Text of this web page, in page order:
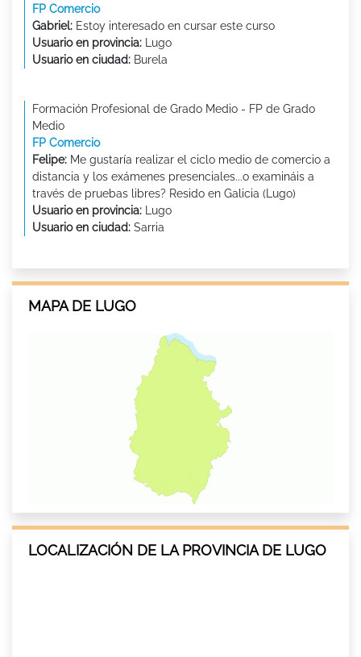
FP Comercio
Gabriel: Estoy interesado en cursar este curso
Usuario en provincia: Lugo
Usuario en ciudad: Burela
Formación Profesional de Grado Medio - FP de Grado
Medio
FP Comercio
Felipe: Me gustaría realizar el ciclo medio de comercio a
distancia y los exámenes presenciales...o examináis a
través de pruebas libres? Resido en Galicia (Lugo)
Usuario en provincia: Lugo
Usuario en ciudad: Sarria
MAPA DE LUGO
LOCALIZACIÓN DE LA PROVINCIA DE LUGO